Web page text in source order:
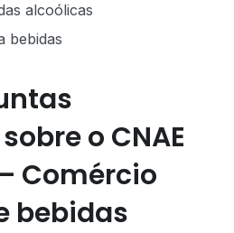
alcoólicas
bebidas
o CNAE
Comércio
bebidas